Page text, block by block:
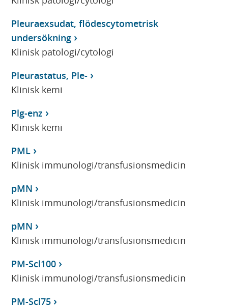
Pleuraexsudat, flödescytometrisk
undersökning
Klinisk patologi/cytologi
Pleurastatus, Ple-
Klinisk kemi
Plg-enz
Klinisk kemi
PML
Klinisk immunologi/transfusionsmedicin
pMN
Klinisk immunologi/transfusionsmedicin
pMN
Klinisk immunologi/transfusionsmedicin
PM-Scl100
Klinisk immunologi/transfusionsmedicin
PM-Scl75